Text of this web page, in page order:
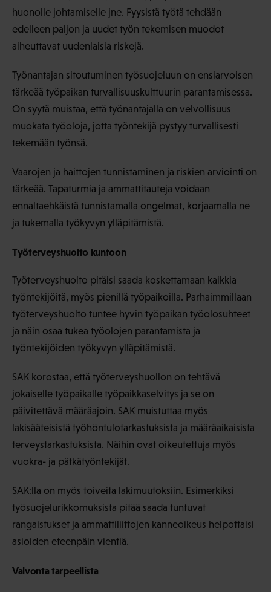
huonolle johtamiselle jne. Fyysistä työtä tehdään
edelleen paljon ja uudet työn tekemisen muodot
aiheuttavat uudenlaisia riskejä.
Työnantajan sitoutuminen työsuojeluun on ensiarvoisen
tärkeää työpaikan turvallisuuskulttuurin parantamisessa.
On syytä muistaa, että työnantajalla on velvollisuus
muokata työoloja, jotta työntekijä pystyy turvallisesti
tekemään työnsä.
Vaarojen ja haittojen tunnistaminen ja riskien arviointi on
tärkeää. Tapaturmia ja ammattitauteja voidaan
ennaltaehkäistä tunnistamalla ongelmat, korjaamalla ne
ja tukemalla työkyvyn ylläpitämistä.
Työterveyshuolto kuntoon
Työterveyshuolto pitäisi saada koskettamaan kaikkia
työntekijöitä, myös pienillä työpaikoilla. Parhaimmillaan
työterveyshuolto tuntee hyvin työpaikan työolosuhteet
ja näin osaa tukea työolojen parantamista ja
työntekijöiden työkyvyn ylläpitämistä.
SAK korostaa, että työterveyshuollon on tehtävä
jokaiselle työpaikalle työpaikkaselvitys ja se on
päivitettävä määräajoin. SAK muistuttaa myös
lakisääteisistä työhöntulotarkastuksista ja määräaikaisista
terveystarkastuksista. Näihin ovat oikeutettuja myös
vuokra- ja pätkätyöntekijät.
SAK:lla on myös toiveita lakimuutoksiin. Esimerkiksi
työsuojelurikkomuksista pitää saada tuntuvat
rangaistukset ja ammattiliittojen kanneoikeus helpottaisi
asioiden eteenpäin vientiä.
Valvonta tarpeellista